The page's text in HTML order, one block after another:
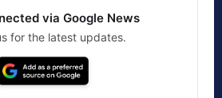
via Google News
for the latest updates.